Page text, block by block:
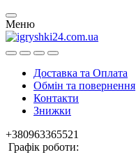
Меню
Доставка та Оплата
Обмін та повернення
Контакти
Знижки
+380963365521
Графік роботи: